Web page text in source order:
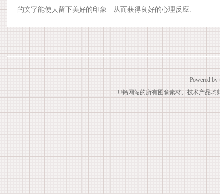
的文字能使人留下美好的印象，从而获得良好的心理反应.
Powered by
U钙网站的所有图像素材、技术产品均